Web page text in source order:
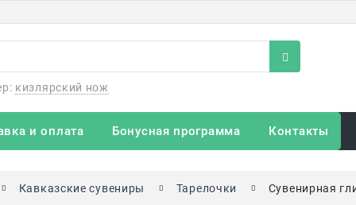
кизлярский нож
и оплата Бонусная программа Контакты
Кавказские сувениры Тарелочки Сувенирная